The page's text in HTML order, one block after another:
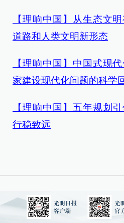
【理响中国】从生态文
道路和人类文明新形态
【理响中国】中国式现
家建设现代化问题的科学
【理响中国】五年规划
行稳致远